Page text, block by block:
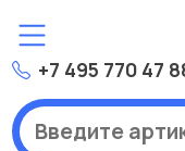
+7 495 770 47